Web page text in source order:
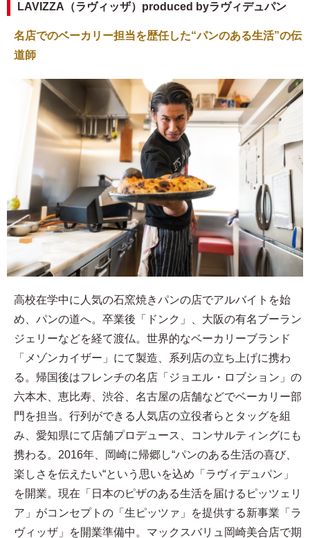
LAVIZZA（ラヴィッザ）produced byラヴィデュパン
名店でのベーカリー担当を歴任した“パンのある生活”の伝
道師
高校在学中に人気の石窯焼きパンの店でアルバイトを始
め、パンの道へ。卒業後「ドンク」、大阪の有名ブーラン
ジェリーなどを経て渡仏。世界的なベーカリーブランド
「メゾンカイザー」にて製造、系列店の立ち上げに携わ
る。帰国後はフレンチの名店「ジョエル・ロブション」の
六本木、恵比寿、渋谷、名古屋の店舗などでベーカリー部
門を担当。行列ができる人気店の立役者らとタッグを組
み、愛知県にて店舗プロデュース、コンサルティングにも
携わる。2016年、岡崎に帰郷し“パンのある生活の喜び、
楽しさを伝えたい“という思いを込め「ラヴィデュパン」
を開業。現在「日本のピザのある生活を届けるピッツェリ
ア」がコンセプトの「生ピッツァ」を提供する新事業「ラ
ヴィッザ」を開業準備中。マックスバリュ岡崎美合店で期